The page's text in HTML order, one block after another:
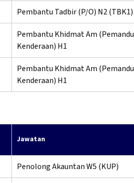
Pembantu Tadbir (P/O) N2 (TBK1)
Pembantu Khidmat Am (Pemandu
Kenderaan) H1
Pembantu Khidmat Am (Pemandu
Kenderaan) H1
Jawatan
Penolong Akauntan W5 (KUP)